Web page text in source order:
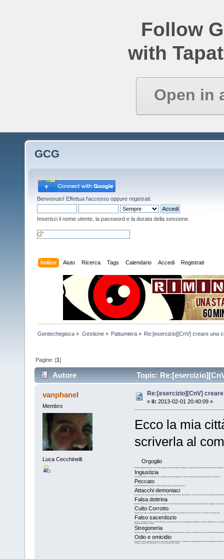
Follow
with
Open in
GCG
Benvenuto! Effettua l'accesso oppure registrati
Inserisci il nome utente, la password e la durata della sessione.
Indice Aiuto Ricerca Tags Calendario Accedi Registrati
Gentechegioca » Gestione» Pattumiera» Re:[esercizio][CnV] creare una
Pagine: [1]
Autore Topic:
vanphanel
Membro
Luca Cecchinelli
Re:[esercizio][CnV]
« il: 2013-02-01 20:40:09 »
Ecco la mia
scriverla al
Orgoglio
Fratello Hamilton pensa che sua moglie, sorella Cornelia, debba occuparsi anche dell’educazione dei
Ingiustizia
Sorella Cornelia è costretta ad occuparsi anche dei ragazzi e della casa,e trascura suo marito e sé stessa
Peccato
Fratello Hamilton picchia sorella Cornelia per le sue mancanze.
Attacchi demoniaci
Il lavoro nei campi porta via sempre più tempo agli uomini del paese. La terra si fa secca ed arida.Le donne
Falsa dottrina
Sorella Cornelia, stanca di essere battuta, e non trovando conforto dal sovrintendente fratello August, pensa
Culto Corrotto
Sorella Lavinia e sorella Sybrina, amiche di Cornelia,la aiutano nei lavori di casa,e in cambio lei aiuta loro.
Falso sacerdozio
Anche sorella Lavinia e sorella Sybrina vengono battute dai mariti(fratello Newton e fratello Obediah),e si
August giustifica i mariti
Stregoneria
Alcune notti, quando i loro mariti non sono ancora tornati,le tre donne si ritrovano a casa di sorella Cornelia
Odio e omicidio
Durante una di queste riunioni si presenta sorella Sybrina, in ritardo e pesantemente ferita. Ha battuto il
Il paese saprà che Obediah non è mai tornato dai campi.